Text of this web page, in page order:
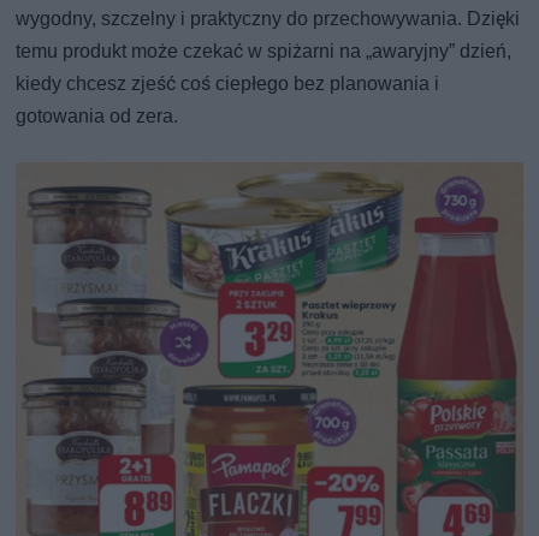
wygodny, szczelny i praktyczny do przechowywania. Dzięki
temu produkt może czekać w spiżarni na „awaryjny” dzień,
kiedy chcesz zjeść coś ciepłego bez planowania i
gotowania od zera.